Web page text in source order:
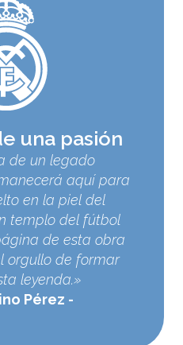
una pasión
de un legado
aquí para
en la piel del
templo del fútbol
de esta obra
orgullo de formar
leyenda.»
Pérez